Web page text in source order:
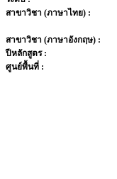
สาขาวิชา (ภาษาไทย) :
สาขาวิชา (ภาษาอังกฤษ) :
ปีหลักสูตร :
ศูนย์พื้นที่ :